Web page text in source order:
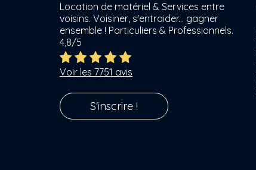
Location de matériel & Services entre
voisins. Voisiner, s'entraider... gagner
ensemble ! Particuliers & Professionnels.
4,8/5
Voir les 7751 avis
S'inscrire !